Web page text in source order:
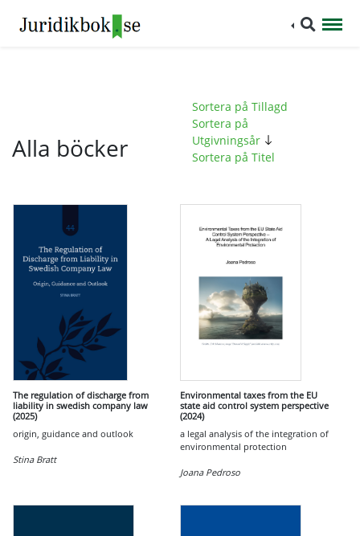
Alla böcker
Sortera på Tillagd
Sortera på
Utgivningsår
Sortera på Titel
The regulation of discharge from
liability in swedish company law
(2025)
origin, guidance and outlook
Stina Bratt
Environmental taxes from the EU
state aid control system perspective
(2024)
a legal analysis of the integration of
environmental protection
Joana Pedroso